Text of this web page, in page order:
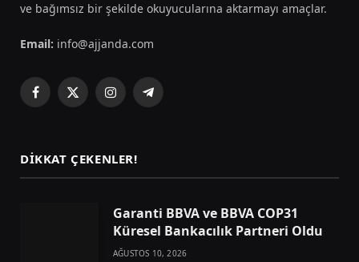
ve bağımsız bir şekilde okuyucularına aktarmayı amaçlar.
Email: info@ajjanda.com
Facebook
X
InstagramTelegram
DIKKAT ÇEKENLER!
Garanti BBVA ve BBVA COP31
Küresel Bankacılık Partneri Oldu
AĞUSTOS 10, 2026